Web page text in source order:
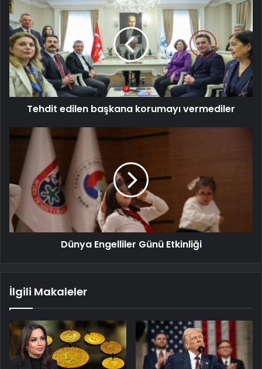
Tehdit edilen başkana korumayı vermediler
Dünya Engelliler Günü Etkinliği
İlgili Makaleler